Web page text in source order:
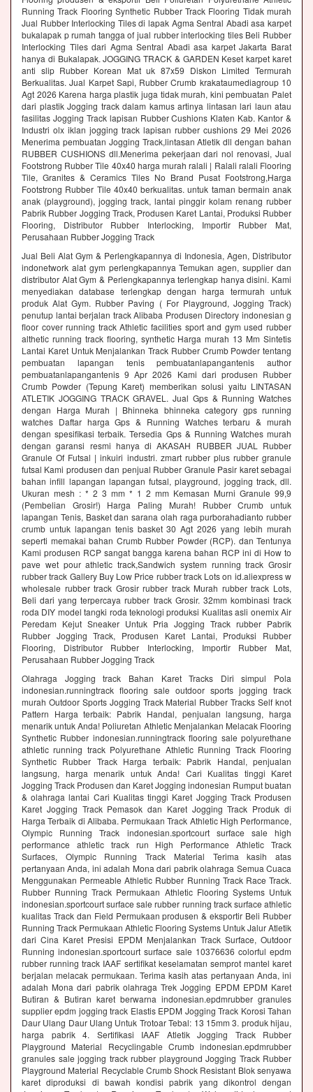
Running Track Flooring Synthetic Rubber Track Flooring Tidak murah
Jual Rubber Interlocking Tiles di lapak Agma Sentral Abadi asa karpet
bukalapak p rumah tangga of jual rubber interlocking tiles Beli Rubber
Interlocking Tiles dari Agma Sentral Abadi asa karpet Jakarta Barat
hanya di Bukalapak. JOGGING TRACK & GARDEN Keset karpet karet
anti slip Rubber Korean Mat uk 87x59 Diskon Limited Termurah
Berkualitas. Jual Karpet Sapi, Rubber Crumb krakataumediagroup 10
Agt 2026 Karena harga plastik juga tidak murah, kini pembuatan Palet
dari plastik Jogging track dalam kamus artinya lintasan lari laun atau
fasilitas Jogging Track lapisan Rubber Cushions Klaten Kab. Kantor &
Industri olx iklan jogging track lapisan rubber cushions 29 Mei 2026
Menerima pembuatan Jogging Track,lintasan Atletik dll dengan bahan
RUBBER CUSHIONS dll.Menerima pekerjaan dari nol renovasi, Jual
Footstrong Rubber Tile 40x40 harga murah ralali | Ralali ralali Flooring
Tile, Granites & Ceramics Tiles No Brand Pusat Footstrong,Harga
Footstrong Rubber Tile 40x40 berkualitas. untuk taman bermain anak
anak (playground), jogging track, lantai pinggir kolam renang rubber
Pabrik Rubber Jogging Track, Produsen Karet Lantai, Produksi Rubber
Flooring, Distributor Rubber Interlocking, Importir Rubber Mat,
Perusahaan Rubber Jogging Track
Jual Beli Alat Gym & Perlengkapannya di Indonesia, Agen, Distributor
indonetwork alat gym perlengkapannya Temukan agen, supplier dan
distributor Alat Gym & Perlengkapannya terlengkap hanya disini. Kami
menyediakan database terlengkap dengan harga termurah untuk
produk Alat Gym. Rubber Paving ( For Playground, Jogging Track)
penutup lantai berjalan track Alibaba Produsen Directory indonesian g
floor cover running track Athletic facilities sport and gym used rubber
althetic running track flooring, synthetic Harga murah 13 Mm Sintetis
Lantai Karet Untuk Menjalankan Track Rubber Crumb Powder tentang
pembuatan lapangan tenis pembuatanlapangantenis author
pembuatanlapangantenis 9 Apr 2026 Kami dari produsen Rubber
Crumb Powder (Tepung Karet) memberikan solusi yaitu LINTASAN
ATLETIK JOGGING TRACK GRAVEL. Jual Gps & Running Watches
dengan Harga Murah | Bhinneka bhinneka category gps running
watches Daftar harga Gps & Running Watches terbaru & murah
dengan spesifikasi terbaik. Tersedia Gps & Running Watches murah
dengan garansi resmi hanya di AKASAH RUBBER JUAL Rubber
Granule Of Futsal | inkuiri industri. zmart rubber plus rubber granule
futsal Kami produsen dan penjual Rubber Granule Pasir karet sebagai
bahan infill lapangan lapangan futsal, playground, jogging track, dll.
Ukuran mesh : * 2 3 mm * 1 2 mm Kemasan Murni Granule 99,9
(Pembelian Grosir!) Harga Paling Murah! Rubber Crumb untuk
lapangan Tenis, Basket dan sarana olah raga purborahadianto rubber
crumb untuk lapangan tenis basket 30 Agt 2026 yang lebih murah
seperti memakai bahan Crumb Rubber Powder (RCP). dan Tentunya
Kami produsen RCP sangat bangga karena bahan RCP ini di How to
pave wet pour athletic track,Sandwich system running track Grosir
rubber track Gallery Buy Low Price rubber track Lots on id.aliexpress w
wholesale rubber track Grosir rubber track Murah rubber track Lots,
Beli dari yang terpercaya rubber track Grosir. 32mm kombinasi track
roda DIY model tangki roda teknologi produksi Kualitas asli onemix Air
Peredam Kejut Sneaker Untuk Pria Jogging Track rubber Pabrik
Rubber Jogging Track, Produsen Karet Lantai, Produksi Rubber
Flooring, Distributor Rubber Interlocking, Importir Rubber Mat,
Perusahaan Rubber Jogging Track
Olahraga Jogging track Bahan Karet Tracks Diri simpul Pola
indonesian.runningtrack flooring sale outdoor sports jogging track
murah Outdoor Sports Jogging Track Material Rubber Tracks Self knot
Pattern Harga terbaik: Pabrik Handal, penjualan langsung, harga
menarik untuk Anda! Poliuretan Athletic Menjalankan Melacak Flooring
Synthetic Rubber indonesian.runningtrack flooring sale polyurethane
athletic running track Polyurethane Athletic Running Track Flooring
Synthetic Rubber Track Harga terbaik: Pabrik Handal, penjualan
langsung, harga menarik untuk Anda! Cari Kualitas tinggi Karet
Jogging Track Produsen dan Karet Jogging indonesian Rumput buatan
& olahraga lantai Cari Kualitas tinggi Karet Jogging Track Produsen
Karet Jogging Track Pemasok dan Karet Jogging Track Produk di
Harga Terbaik di Alibaba. Permukaan Track Athletic High Performance,
Olympic Running Track indonesian.sportcourt surface sale high
performance athletic track run High Performance Athletic Track
Surfaces, Olympic Running Track Material Terima kasih atas
pertanyaan Anda, ini adalah Mona dari pabrik olahraga Semua Cuaca
Menggunakan Permeable Athletic Rubber Running Track Race Track.
Rubber Running Track Permukaan Athletic Flooring Systems Untuk
indonesian.sportcourt surface sale rubber running track surface athletic
kualitas Track dan Field Permukaan produsen & eksportir Beli Rubber
Running Track Permukaan Athletic Flooring Systems Untuk Jalur Atletik
dari Cina Karet Presisi EPDM Menjalankan Track Surface, Outdoor
Running indonesian.sportcourt surface sale 10376636 colorful epdm
rubber running track IAAF sertifikat keselamatan semprot mantel karet
berjalan melacak permukaan. Terima kasih atas pertanyaan Anda, ini
adalah Mona dari pabrik olahraga Trek Jogging EPDM EPDM Karet
Butiran & Butiran karet berwarna indonesian.epdmrubber granules
supplier epdm jogging track Elastis EPDM Jogging Track Korosi Tahan
Daur Ulang Daur Ulang Untuk Trotoar Tebal: 13 15mm 3. produk hijau,
harga pabrik 4. Sertifikasi IAAF Atletik Jogging Track Rubber
Playground Material Recyclingable Crumb indonesian.epdmrubber
granules sale jogging track rubber playground Jogging Track Rubber
Playground Material Recyclable Crumb Shock Resistant Blok senyawa
karet diproduksi di bawah kondisi pabrik yang dikontrol dengan